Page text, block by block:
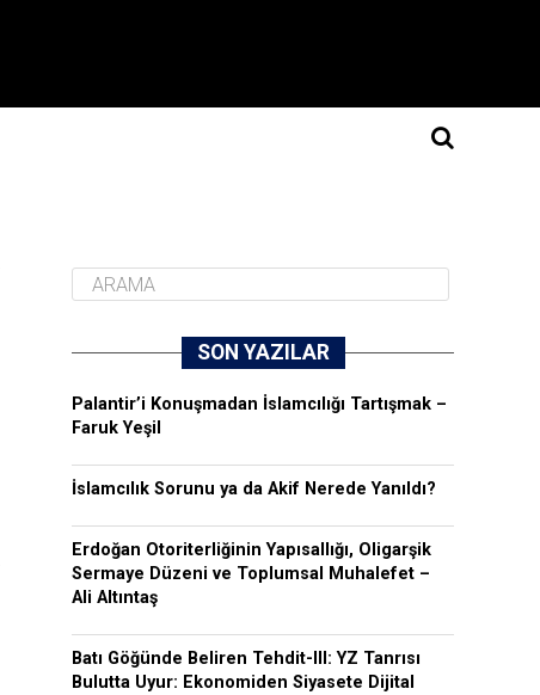
SON YAZILAR
Palantir’i Konuşmadan İslamcılığı Tartışmak –
Faruk Yeşil
İslamcılık Sorunu ya da Akif Nerede Yanıldı?
Erdoğan Otoriterliğinin Yapısallığı, Oligarşik
Sermaye Düzeni ve Toplumsal Muhalefet –
Ali Altıntaş
Batı Göğünde Beliren Tehdit-III: YZ Tanrısı
Bulutta Uyur: Ekonomiden Siyasete Dijital